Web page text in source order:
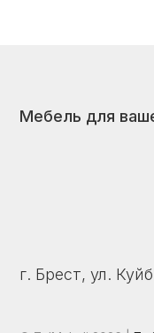
© ZalMebeli 2026 |
Сайт не является
отличаться от